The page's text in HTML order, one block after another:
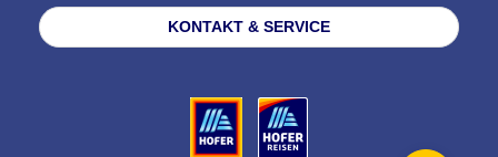
KONTAKT & SERVICE